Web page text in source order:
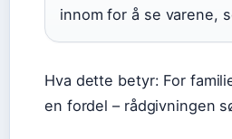
innom for å se varene,
Hva dette betyr: For
en fordel – rådgivningen